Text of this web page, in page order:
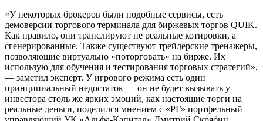
«У некоторых брокеров были подобные сервисы, есть
демоверсии торгового терминала для биржевых торгов QUIK.
Как правило, они транслируют не реальные котировки, а
сгенерированные. Также существуют трейдерские тренажеры,
позволяющие виртуально «поторговать» на бирже. Их
использую для обучения и тестирования торговых стратегий»,
— заметил эксперт. У игрового режима есть один
принципиальный недостаток — он не будет вызывать у
инвестора столь же ярких эмоций, как настоящие торги на
реальные деньги, поделился мнением с «РГ» портфельный